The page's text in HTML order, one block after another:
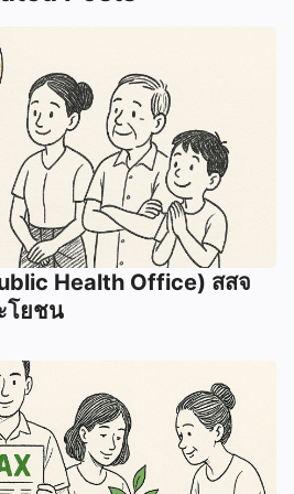
Health Office) สสจ
โยชน